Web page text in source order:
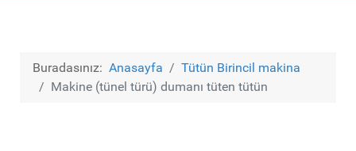
Buradasınız: Anasayfa
Tütün Birincil makina
Makine (tünel türü) dumanı tüten tütün